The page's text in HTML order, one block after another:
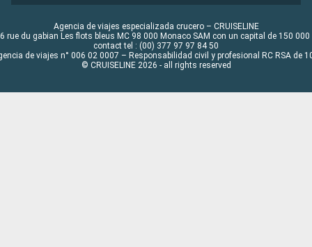
Agencia de viajes especializada crucero – CRUISELINE
rue du gabian Les flots bleus MC 98 000 Monaco SAM con un capital de 150 000
contact tel : (00) 377 97 97 84 50
de viajes n° 006 02 0007 – Responsabilidad civil y profesional RC RSA de
© CRUISELINE 2026 - all rights reserved